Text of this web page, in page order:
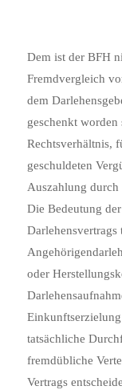
Dem ist der BFH
Fremdvergleich
dem
geschenkt
Rechtsverhältnis,
geschuldeten
Auszahlung durch
Die Bedeutung
oder
tatsächliche
fremdübliche
Vertrags